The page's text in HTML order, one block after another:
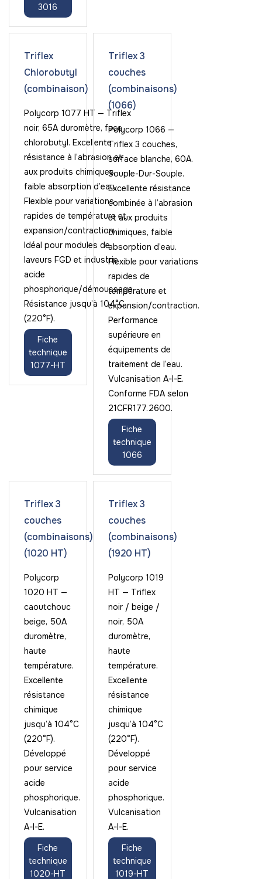
3016
Triflex
Chlorobutyl
(combinaison)
Polycorp 1077 HT — Triflex
noir, 65A duromètre, face
chlorobutyl. Excellente
résistance à l’abrasion et
aux produits chimiques,
faible absorption d’eau.
Flexible pour variations
rapides de température et
expansion/contraction.
Idéal pour modules de
laveurs FGD et industrie
acide
phosphorique/démoussage.
Résistance jusqu’à 104°C
(220°F).
Fiche
technique
1077-HT
Triflex 3
couches
(combinaisons)
(1066)
Polycorp 1066 —
Triflex 3 couches,
surface blanche, 60A.
Souple-Dur-Souple.
Excellente résistance
combinée à l’abrasion
et aux produits
chimiques, faible
absorption d’eau.
Flexible pour variations
rapides de
température et
expansion/contraction.
Performance
supérieure en
équipements de
traitement de l’eau.
Vulcanisation A-I-E.
Conforme FDA selon
21CFR177.2600.
Fiche
technique
1066
Triflex 3
couches
(combinaisons)
(1020 HT)
Polycorp
1020 HT —
caoutchouc
beige, 50A
duromètre,
haute
température.
Excellente
résistance
chimique
jusqu’à 104°C
(220°F).
Développé
pour service
acide
phosphorique.
Vulcanisation
A-I-E.
Fiche
technique
1020-HT
Triflex 3
couches
(combinaisons)
(1920 HT)
Polycorp 1019
HT — Triflex
noir / beige /
noir, 50A
duromètre,
haute
température.
Excellente
résistance
chimique
jusqu’à 104°C
(220°F).
Développé
pour service
acide
phosphorique.
Vulcanisation
A-I-E.
Fiche
technique
1019-HT